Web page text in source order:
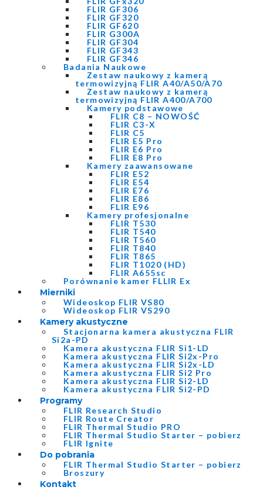
FLIR GF306
FLIR GF320
FLIR GF620
FLIR G300A
FLIR GF304
FLIR GF343
FLIR GF346
Badania Naukowe
Zestaw naukowy z kamerą
termowizyjną FLIR A40/A50/A70
Zestaw naukowy z kamerą
termowizyjną FLIR A400/A700
Kamery podstawowe
FLIR C8 – NOWOŚĆ
FLIR C3-X
FLIR C5
FLIR E5 Pro
FLIR E6 Pro
FLIR E8 Pro
Kamery zaawansowane
FLIR E52
FLIR E54
FLIR E76
FLIR E86
FLIR E96
Kamery profesjonalne
FLIR T530
FLIR T540
FLIR T560
FLIR T840
FLIR T865
FLIR T1020 (HD)
FLIR A655sc
Porównanie kamer FLLIR Ex
Mierniki
Wideoskop FLIR VS80
Wideoskop FLIR VS290
Kamery akustyczne
Stacjonarna kamera akustyczna FLIR
Si2a-PD
Kamera akustyczna FLIR Si1-LD
Kamera akustyczna FLIR Si2x-Pro
Kamera akustyczna FLIR Si2x-LD
Kamera akustyczna FLIR Si2 Pro
Kamera akustyczna FLIR Si2-LD
Kamera akustyczna FLIR Si2-PD
Programy
FLIR Research Studio
FLIR Route Creator
FLIR Thermal Studio PRO
FLIR Thermal Studio Starter – pobierz
FLIR Ignite
Do pobrania
FLIR Thermal Studio Starter – pobierz
Broszury
Kontakt